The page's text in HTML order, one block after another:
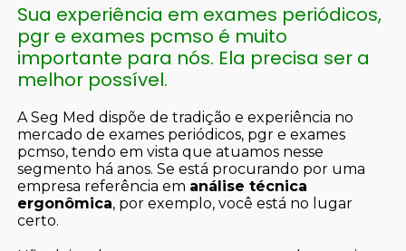
Sua experiência em exames periódicos,
pgr e exames pcmso é muito
importante para nós. Ela precisa ser a
melhor possível.
A Seg Med dispõe de tradição e experiência no
mercado de exames periódicos, pgr e exames
pcmso, tendo em vista que atuamos nesse
segmento há anos. Se está procurando por uma
empresa referência em análise técnica
ergonômica, por exemplo, você está no lugar
certo.